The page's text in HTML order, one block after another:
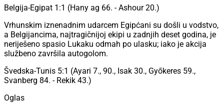
Belgija-Egipat 1:1 (Hany ag 66. - Ashour 20.)
Vrhunskim iznenadnim udarcem Egipćani su došli u vodstvo,
a Belgijancima, najtragičnijoj ekipi u zadnjih deset godina, je
neriješeno spasio Lukaku odmah po ulasku; iako je akcija
službeno završila autogolom.
Švedska-Tunis 5:1 (Ayari 7., 90., Isak 30., Győkeres 59.,
Svanberg 84. - Rekik 43.)
Oglas